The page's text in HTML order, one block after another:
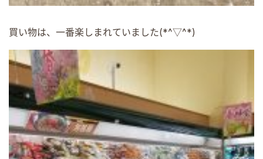
買い物は、一番楽しまれていました(*^▽^*)